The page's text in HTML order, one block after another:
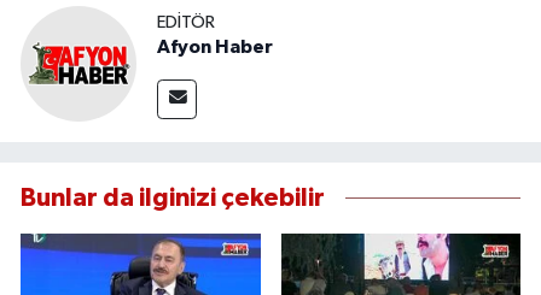
EDITÖR
Afyon Haber
Bunlar da ilginizi çekebilir